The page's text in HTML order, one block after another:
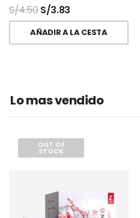
S/4.50S/3.83
AÑADIR A LA CESTA
Lo mas vendido
OUT OF
STOCK